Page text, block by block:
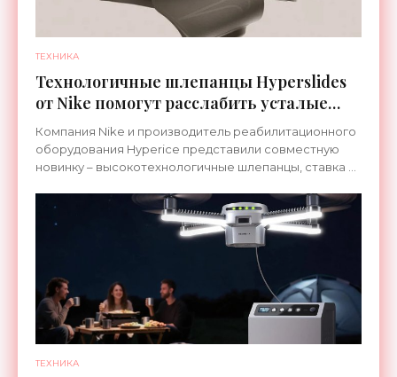
ТЕХНИКА
Технологичные шлепанцы Hyperslides
от Nike помогут расслабить усталые
ноги после тренировки - «Гаджеты»
Компания Nike и производитель реабилитационного
оборудования Hyperice представили совместную
новинку – высокотехнологичные шлепанцы, ставка в
ТЕХНИКА